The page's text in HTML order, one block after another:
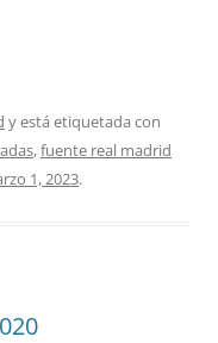
y está etiquetada con
,fuente real madrid
1, 2023.